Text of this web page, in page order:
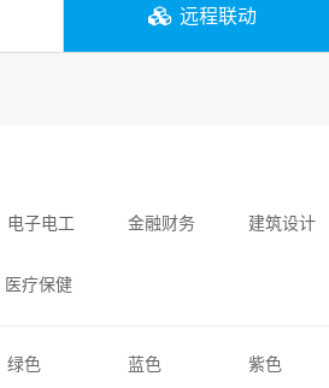
远程联动
电子电工 金融财务 建筑设计
医疗保健
绿色 蓝色 紫色